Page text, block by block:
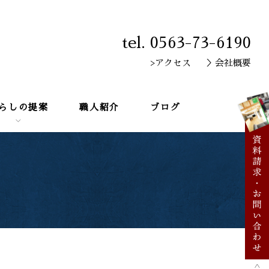
tel. 0563-73-6190
>アクセス ＞会社概要
しの提案 職人紹介 ブログ